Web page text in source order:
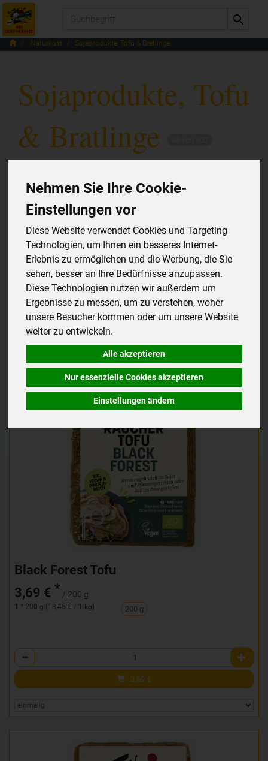
Nehmen Sie Ihre Cookie-
Einstellungen vor
Diese Website verwendet Cookies und Targeting
Technologien, um Ihnen ein besseres Internet-
Erlebnis zu ermöglichen und die Werbung, die Sie
sehen, besser an Ihre Bedürfnisse anzupassen.
Diese Technologien nutzen wir außerdem um
Ergebnisse zu messen, um zu verstehen, woher
unsere Besucher kommen oder um unsere Website
weiter zu entwickeln.
Alle akzeptieren
Nur essenzielle Cookies akzeptieren
Einstellungen ändern
Naturkost Sojaprodukte, Tofu & Bratlinge
Sojaprodukte, Tofu
& Bratlinge
Soja- & Milchersatzprodukte
Tofu & Bratlinge
Hersteller Ernährung Allergene
Black Forest Tofu
3,69 € * / 200 g
1 * 200 g (18,45 € / 1 kg) 200 g
Anzahl
3,69 €